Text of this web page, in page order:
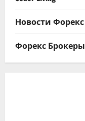
Новости Форекс
Форекс Брокеры